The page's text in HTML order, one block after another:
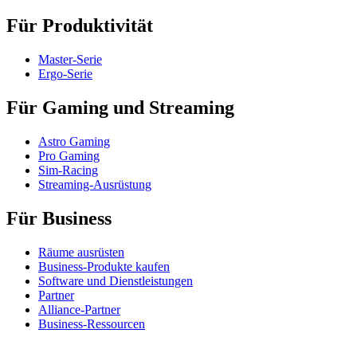
Für Produktivität
Master-Serie
Ergo-Serie
Für Gaming und Streaming
Astro Gaming
Pro Gaming
Sim-Racing
Streaming-Ausrüstung
Für Business
Räume ausrüsten
Business-Produkte kaufen
Software und Dienstleistungen
Partner
Alliance-Partner
Business-Ressourcen